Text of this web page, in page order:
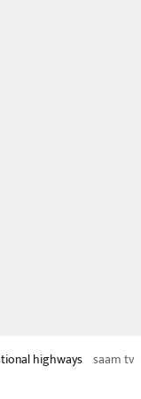
highways saam tv